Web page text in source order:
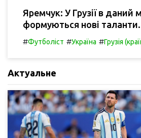
Яремчук: У Грузії в даний
формуються нові таланти.
#Футболіст #Україна #Грузія
Актуальне